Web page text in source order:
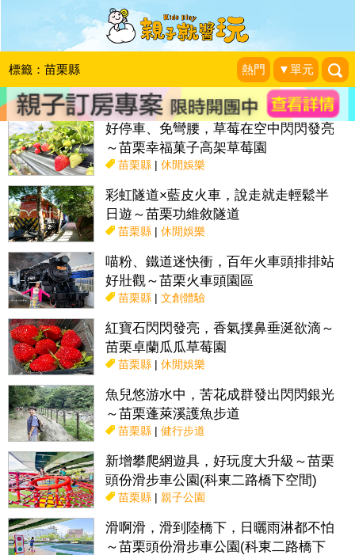
標籤：苗栗縣 熱門 ▼單元
搜尋目前位置》
話題： 親子活動＆展覽 親子餐廳 特色國小 親子露營地
好停車、免彎腰，草莓在空中閃閃發亮
～苗栗幸福菓子高架草莓園
苗栗縣| 休閒娛樂
彩虹隧道×藍皮火車，說走就走輕鬆半
日遊～苗栗功維敘隧道
苗栗縣| 休閒娛樂
喵粉、鐵道迷快衝，百年火車頭排排站
好壯觀～苗栗火車頭園區
苗栗縣| 文創體驗
紅寶石閃閃發亮，香氣撲鼻垂涎欲滴～
苗栗卓蘭瓜瓜草莓園
苗栗縣| 休閒娛樂
魚兒悠游水中，苦花成群發出閃閃銀光
～苗栗蓬萊溪護魚步道
苗栗縣| 健行步道
新增攀爬網遊具，好玩度大升級～苗栗
頭份滑步車公園(科東二路橋下空間)
苗栗縣| 親子公園
滑啊滑，滑到陸橋下，日曬雨淋都不怕
～苗栗頭份滑步車公園(科東二路橋下